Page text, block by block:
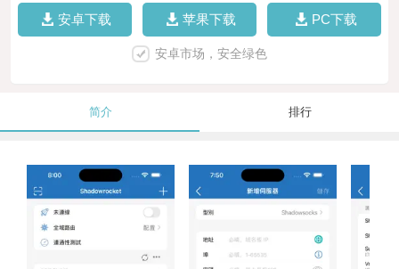
安卓下载 苹果下载 PC下载
安卓市场，安全绿色
简介 排行